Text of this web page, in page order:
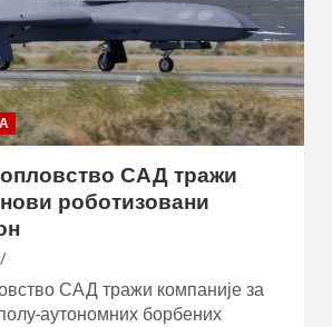
САД тражи
роботизовани
САД тражи компаније за
аутономних борбених